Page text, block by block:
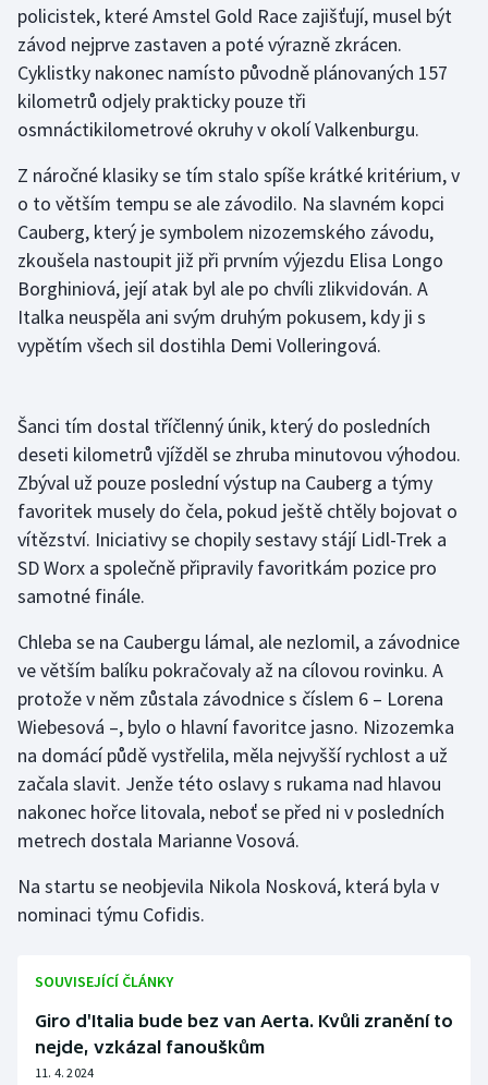
policistek, které Amstel Gold Race zajišťují, musel být
závod nejprve zastaven a poté výrazně zkrácen.
Cyklistky nakonec namísto původně plánovaných 157
kilometrů odjely prakticky pouze tři
osmnáctikilometrové okruhy v okolí Valkenburgu.
Z náročné klasiky se tím stalo spíše krátké kritérium, v
o to větším tempu se ale závodilo. Na slavném kopci
Cauberg, který je symbolem nizozemského závodu,
zkoušela nastoupit již při prvním výjezdu Elisa Longo
Borghiniová, její atak byl ale po chvíli zlikvidován. A
Italka neuspěla ani svým druhým pokusem, kdy ji s
vypětím všech sil dostihla Demi Volleringová.
Šanci tím dostal tříčlenný únik, který do posledních
deseti kilometrů vjížděl se zhruba minutovou výhodou.
Zbýval už pouze poslední výstup na Cauberg a týmy
favoritek musely do čela, pokud ještě chtěly bojovat o
vítězství. Iniciativy se chopily sestavy stájí Lidl-Trek a
SD Worx a společně připravily favoritkám pozice pro
samotné finále.
Chleba se na Caubergu lámal, ale nezlomil, a závodnice
ve větším balíku pokračovaly až na cílovou rovinku. A
protože v něm zůstala závodnice s číslem 6 – Lorena
Wiebesová –, bylo o hlavní favoritce jasno. Nizozemka
na domácí půdě vystřelila, měla nejvyšší rychlost a už
začala slavit. Jenže této oslavy s rukama nad hlavou
nakonec hořce litovala, neboť se před ni v posledních
metrech dostala Marianne Vosová.
Na startu se neobjevila Nikola Nosková, která byla v
nominaci týmu Cofidis.
SOUVISEJÍCÍ ČLÁNKY
Giro d'Italia bude bez van Aerta. Kvůli zranění to
nejde, vzkázal fanouškům
11. 4. 2024